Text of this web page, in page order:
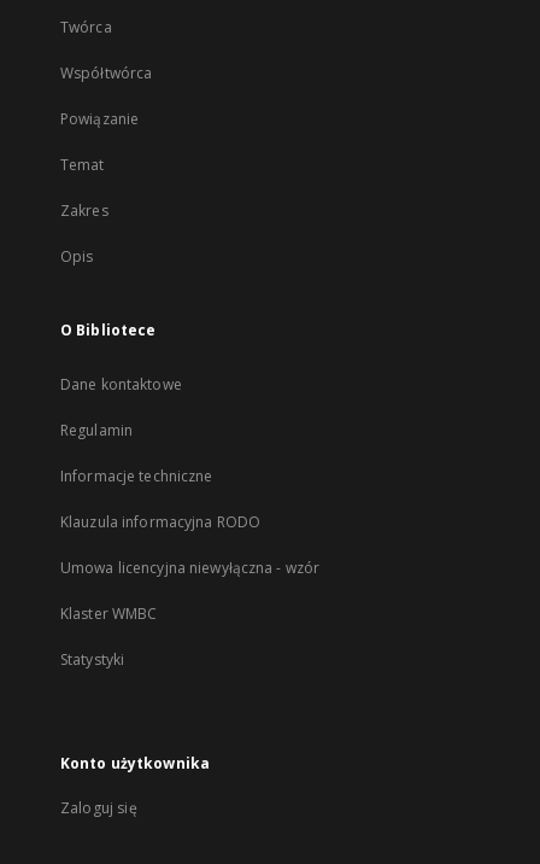
Twórca
Współtwórca
Powiązanie
Temat
Zakres
Opis
O Bibliotece
Dane kontaktowe
Regulamin
Informacje techniczne
Klauzula informacyjna RODO
Umowa licencyjna niewyłączna - wzór
Klaster WMBC
Statystyki
Konto użytkownika
Zaloguj się